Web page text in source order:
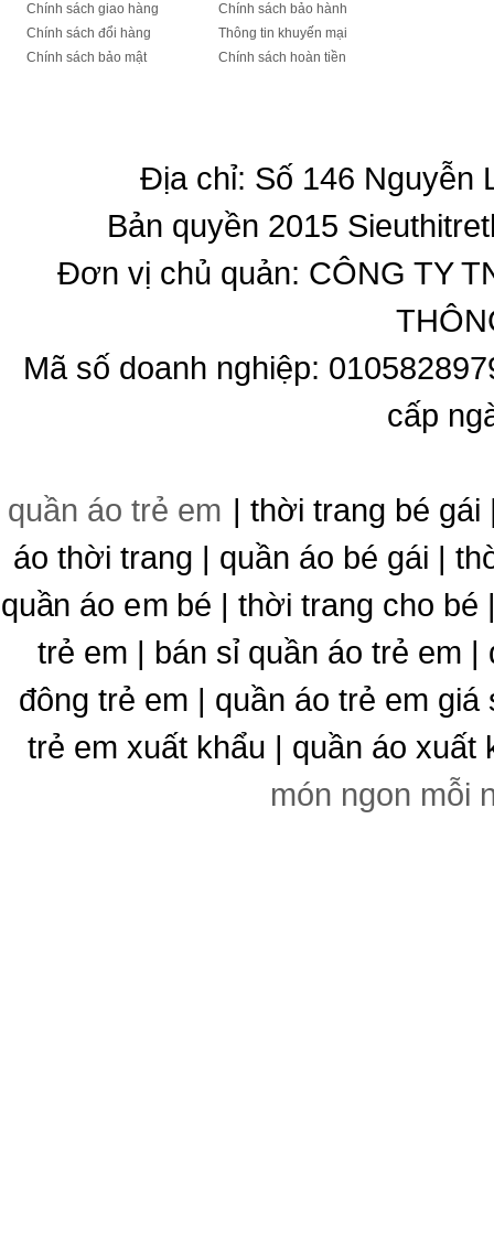
Chính sách giao hàng
Chính sách đổi hàng
Chính sách bảo mật
Chính sách bảo hành
Thông tin khuyến mại
Chính sách hoàn tiền
Địa chỉ: Số 146 Nguyễn
Bản quyền 2015
Đơn vị chủ quản: CÔNG TY
Mã số doanh nghiệp:
cấp
quần áo trẻ em | thời trang bé gái
áo thời trang | quần áo bé gái |
quần áo em bé | thời trang cho
trẻ em | bán sỉ quần áo trẻ em
đông trẻ em | quần áo trẻ em
trẻ em xuất khẩu | quần áo xuất
món ngon mỗi